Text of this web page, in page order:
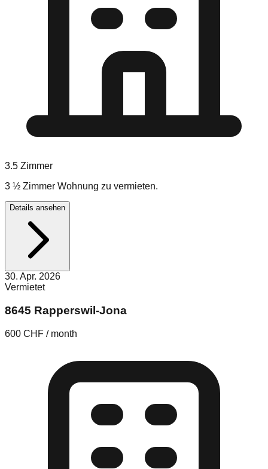
3.5 Zimmer
3 ½ Zimmer Wohnung zu vermieten.
Details ansehen
30. Apr. 2026
Vermietet
8645 Rapperswil-Jona
600 CHF / month